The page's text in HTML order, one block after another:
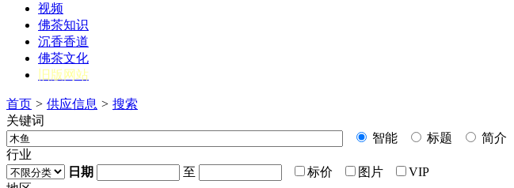
视频
佛茶知识
沉香香道
佛茶文化
旧版网站
首页 > 供应信息 > 搜索
关键词
智能
标题 简介
行业
日期
至 标价 图片
VIP